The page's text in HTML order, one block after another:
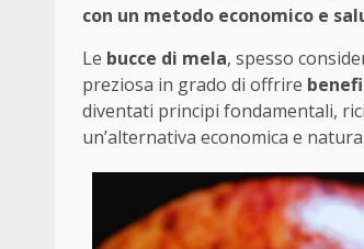
con un metodo economico e
Le bucce di mela, spesso
preziosa in grado di offrire
diventati principi fondamentali,
un’alternativa economica e